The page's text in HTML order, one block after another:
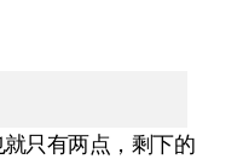
只有两点，剩下的